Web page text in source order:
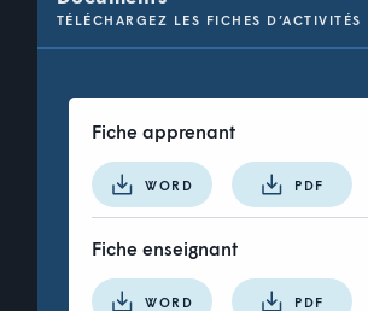
une pinède
une forêt d’érables
une forêt de pins
ou expression.
TÉLÉCHARGEZ LES FICHES D’ACTIVITÉS
Fiche apprenant
WORD PDF
Fiche enseignant
WORD PDF